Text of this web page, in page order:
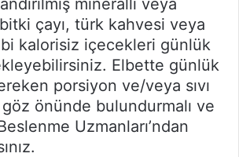
çayı, türk kahvesi veya
kalorisiz içecekleri günlük
Elbette günlük
porsiyon ve/veya sıvı
göz önünde bulundurmalı ve
Uzmanları’ndan